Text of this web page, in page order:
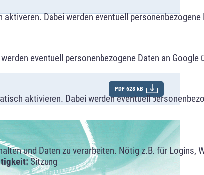
Dabei werden eventuell personenbezogene
eventuell personenbezogene Daten an Google
aktivieren. Dabei werden eventuell
und Daten zu verarbeiten. Nötig z.B. für Logins,
Sitzung
PDF 628 kB